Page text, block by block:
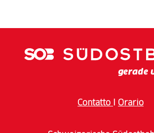
Contatto Orario